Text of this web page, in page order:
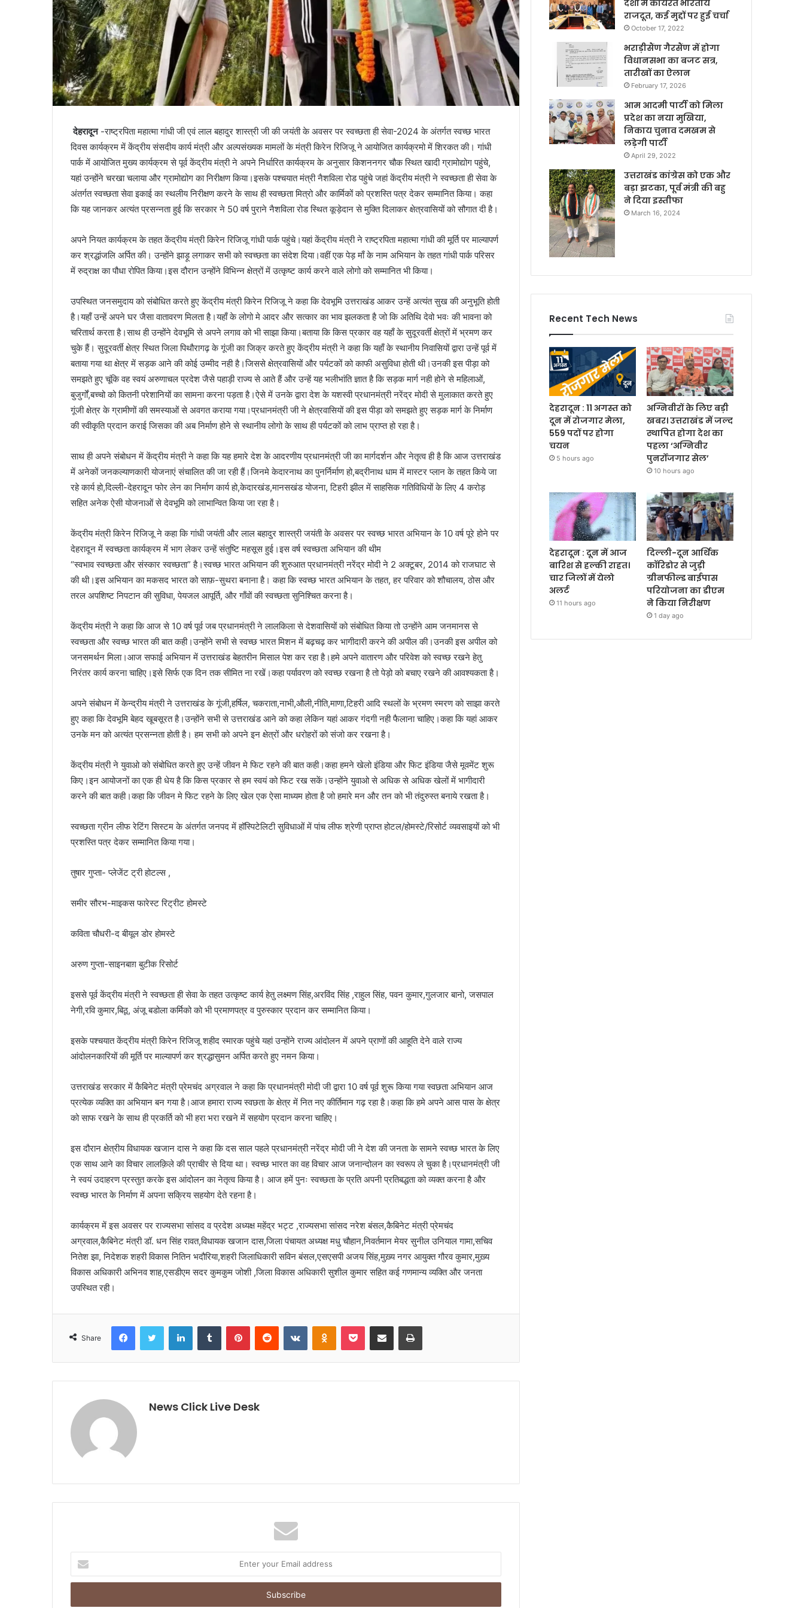
देहरादून-राष्ट्रपिता महात्मा गांधी जी एवं लाल बहादुर शास्त्री जी की जयंती के अवसर पर स्वच्छता ही सेवा-2024 के अंतर्गत स्वच्छ भारत
दिवस कार्यक्रम में केंद्रीय संसदीय कार्य मंत्री और अल्पसंख्यक मामलों के मंत्री किरेन रिजिजू ने आयोजित कार्यक्रमो में शिरकत की। गांधी
पार्क में आयोजित मुख्य कार्यक्रम से पूर्व केंद्रीय मंत्री ने अपने निर्धारित कार्यक्रम के अनुसार किशननगर चौक स्थित खादी ग्रामोद्योग पहुंचे,
यहां उन्होंने चरखा चलाया और ग्रामोद्योग का निरीक्षण किया।इसके पश्चयात मंत्री नैशविला रोड पहुंचे जहां केंद्रीय मंत्री ने स्वच्छता ही सेवा के
अंतर्गत स्वच्छता सेवा इकाई का स्थलीय निरीक्षण करने के साथ ही स्वच्छता मित्रो और कार्मिकों को प्रशस्ति पत्र देकर सम्मानित किया। कहा
कि यह जानकर अत्यंत प्रसन्नता हुई कि सरकार ने 50 वर्ष पुराने नैशविला रोड स्थित कूड़ेदान से मुक्ति दिलाकर क्षेत्रवासियों को सौगात दी है।
अपने नियत कार्यक्रम के तहत केंद्रीय मंत्री किरेन रिजिजू गांधी पार्क पहुंचे।यहां केंद्रीय मंत्री ने राष्ट्रपिता महात्मा गांधी की मूर्ति पर माल्यापर्ण
कर श्रद्धांजलि अर्पित की। उन्होंने झाड़ू लगाकर सभी को स्वच्छता का संदेश दिया।वहीं एक पेड़ माँ के नाम अभियान के तहत गांधी पार्क परिसर
में रुद्राक्ष का पौधा रोपित किया।इस दौरान उन्होंने विभिन्न क्षेत्रों में उत्कृष्ट कार्य करने वाले लोगो को सम्मानित भी किया।
उपस्थित जनसमुदाय को संबोधित करते हुए केंद्रीय मंत्री किरेन रिजिजू ने कहा कि देवभूमि उत्तराखंड आकर उन्हें अत्यंत सुख की अनुभूति होती
है।यहाँ उन्हें अपने घर जैसा वातावरण मिलता है।यहाँ के लोगो मे आदर और सत्कार का भाव झलकता है जो कि अतिथि देवो भवः की भावना को
चरितार्थ करता है।साथ ही उन्होंने देवभूमि से अपने लगाव को भी साझा किया।बताया कि किस प्रकार वह यहाँ के सुदूरवर्ती क्षेत्रों में भ्रमण कर
चुके हैं। सुदूरवर्ती क्षेत्र स्थित जिला पिथौरागढ़ के गूंजी का जिक्र करते हुए केंद्रीय मंत्री ने कहा कि यहाँ के स्थानीय निवासियों द्वारा उन्हें पूर्व में
बताया गया था क्षेत्र में सड़क आने की कोई उम्मीद नही है।जिससे क्षेत्रवासियों और पर्यटकों को काफी असुविधा होती थी।उनकी इस पीड़ा को
समझते हुए चूंकि वह स्वयं अरुणाचल प्रदेश जैसे पहाड़ी राज्य से आते हैं और उन्हें यह भलीभांति ज्ञात है कि सड़क मार्ग नही होने से महिलाओं,
बुजुर्गों,बच्चो को कितनी परेशानियों का सामना करना पड़ता है।ऐसे में उनके द्वारा देश के यशस्वी प्रधानमंत्री नरेंद्र मोदी से मुलाकात करते हुए
गूंजी क्षेत्र के ग्रामीणों की समस्याओं से अवगत कराया गया।प्रधानमंत्री जी ने क्षेत्रवासियों की इस पीड़ा को समझते हुए सड़क मार्ग के निर्माण
की स्वीकृति प्रदान कराई जिसका की अब निर्माण होने से स्थानीय लोगो के साथ ही पर्यटकों को लाभ प्राप्त हो रहा है।
साथ ही अपने संबोधन में केंद्रीय मंत्री ने कहा कि यह हमारे देश के आदरणीय प्रधानमंत्री जी का मार्गदर्शन और नेतृत्व ही है कि आज उत्तराखंड
में अनेकों जनकल्याणकारी योजनाएं संचालित की जा रही हैं।जिनमे केदारनाथ का पुनर्निर्माण हो,बद्रीनाथ धाम में मास्टर प्लान के तहत किये जा
रहे कार्य हो,दिल्ली-देहरादून फोर लेन का निर्माण कार्य हो,केदारखंड,मानसखंड योजना, टिहरी झील में साहसिक गतिविधियों के लिए 4 करोड़
सहित अनेक ऐसी योजनाओं से देवभूमि को लाभान्वित किया जा रहा है।
केंद्रीय मंत्री किरेन रिजिजू ने कहा कि गांधी जयंती और लाल बहादुर शास्त्री जयंती के अवसर पर स्वच्छ भारत अभियान के 10 वर्ष पूरे होने पर
देहरादून में स्वच्छता कार्यक्रम में भाग लेकर उन्हें संतुष्टि महसूस हुई।इस वर्ष स्वच्छता अभियान की थीम
“स्वभाव स्वच्छता और संस्कार स्वच्छता” है।स्वच्छ भारत अभियान की शुरुआत प्रधानमंत्री नरेंद्र मोदी ने 2 अक्टूबर, 2014 को राजघाट से
की थी।इस अभियान का मकसद भारत को साफ़-सुथरा बनाना है। कहा कि स्वच्छ भारत अभियान के तहत, हर परिवार को शौचालय, ठोस और
तरल अपशिष्ट निपटान की सुविधा, पेयजल आपूर्ति, और गाँवों की स्वच्छता सुनिश्चित करना है।
केंद्रीय मंत्री ने कहा कि आज से 10 वर्ष पूर्व जब प्रधानमंत्री ने लालकिला से देशवासियों को संबोधित किया तो उन्होंने आम जनमानस से
स्वच्छता और स्वच्छ भारत की बात कही।उन्होंने सभी से स्वच्छ भारत मिशन में बढ़चढ़ कर भागीदारी करने की अपील की।उनकी इस अपील को
जनसमर्थन मिला।आज सफाई अभियान में उत्तराखंड बेहतरीन मिसाल पेश कर रहा है।हमे अपने वातारण और परिवेश को स्वच्छ रखने हेतु
निरंतर कार्य करना चाहिए।इसे सिर्फ एक दिन तक सीमित ना रखें।कहा पर्यावरण को स्वच्छ रखना है तो पेड़ो को बचाए रखने की आवश्यकता है।
अपने संबोधन में केन्द्रीय मंत्री ने उत्तराखंड के गूंजी,हर्षिल, चकराता,नाभी,औली,नीति,माणा,टिहरी आदि स्थलों के भ्रमण स्मरण को साझा करते
हुए कहा कि देवभूमि बेहद खूबसूरत है।उन्होंने सभी से उत्तराखंड आने को कहा लेकिन यहां आकर गंदगी नही फैलाना चाहिए।कहा कि यहां आकर
उनके मन को अत्यंत प्रसन्नता होती है। हम सभी को अपने इन क्षेत्रों और धरोहरों को संजो कर रखना है।
केंद्रीय मंत्री ने युवाओ को संबोधित करते हुए उन्हें जीवन मे फिट रहने की बात कही।कहा हमने खेलो इंडिया और फिट इंडिया जैसे मूवमेंट शुरू
किए।इन आयोजनों का एक ही धेय है कि किस प्रकार से हम स्वयं को फिट रख सकें।उन्होंने युवाओ से अधिक से अधिक खेलों में भागीदारी
करने की बात कही।कहा कि जीवन मे फिट रहने के लिए खेल एक ऐसा माध्यम होता है जो हमारे मन और तन को भी तंदुरुस्त बनाये रखता है।
स्वच्छता ग्रीन लीफ रेटिंग सिस्टम के अंतर्गत जनपद में हॉस्पिटेलिटी सुविधाओं में पांच लीफ श्रेणी प्राप्त होटल/होमस्टे/रिसोर्ट व्यवसाइयों को भी
प्रशस्ति पत्र देकर सम्मानित किया गया।
तुषार गुप्ता- प्लेजेंट ट्री होटल्स ,
समीर सौरभ-माइकस फारेस्ट रिट्रीट होमस्टे
कविता चौधरी-द बीयूल डोर होमस्टे
अरुण गुप्ता-साइनबाग़ बुटीक रिसोर्ट
इससे पूर्व केंद्रीय मंत्री ने स्वच्छता ही सेवा के तहत उत्कृष्ट कार्य हेतु लक्ष्मण सिंह,अरविंद सिंह ,राहुल सिंह, पवन कुमार,गुलजार बानो, जसपाल
नेगी,रवि कुमार,बिठू, अंजू बडोला कर्मिको को भी प्रमाणपत्र व पुरुस्कार प्रदान कर सम्मानित किया।
इसके पश्चयात केंद्रीय मंत्री किरेन रिजिजू शहीद स्मारक पहुंचे यहां उन्होंने राज्य आंदोलन में अपने प्राणों की आहूति देने वाले राज्य
आंदोलनकारियों की मूर्ति पर माल्यापर्ण कर श्रद्धासुमन अर्पित करते हुए नमन किया।
उत्तराखंड सरकार में कैबिनेट मंत्री प्रेमचंद अग्रवाल ने कहा कि प्रधानमंत्री मोदी जी द्वारा 10 वर्ष पूर्व शुरू किया गया स्वछता अभियान आज
प्रत्येक व्यक्ति का अभियान बन गया है।आज हमारा राज्य स्वछता के क्षेत्र में नित नए कीर्तिमान गढ़ रहा है।कहा कि हमे अपने आस पास के क्षेत्र
को साफ रखने के साथ ही प्रकर्ति को भी हरा भरा रखने में सहयोग प्रदान करना चाहिए।
इस दौरान क्षेत्रीय विधायक खजान दास ने कहा कि दस साल पहले प्रधानमंत्री नरेंद्र मोदी जी ने देश की जनता के सामने स्वच्छ भारत के लिए
एक साथ आने का विचार लालक़िले की प्राचीर से दिया था। स्वच्छ भारत का वह विचार आज जनान्दोलन का स्वरूप ले चुका है।प्रधानमंत्री जी
ने स्वयं उदाहरण प्रस्तुत करके इस आंदोलन का नेतृत्व किया है। आज हमें पुनः स्वच्छता के प्रति अपनी प्रतिबद्धता को व्यक्त करना है और
स्वच्छ भारत के निर्माण में अपना सक्रिय सहयोग देते रहना है।
कार्यक्रम में इस अवसर पर राज्यसभा सांसद व प्रदेश अध्यक्ष महेंद्र भट्ट ,राज्यसभा सांसद नरेश बंसल,कैबिनेट मंत्री प्रेमचंद
अग्रवाल,कैबिनेट मंत्री डॉ. धन सिंह रावत,विधायक खजान दास,जिला पंचायत अध्यक्ष मधु चौहान,निवर्तमान मेयर सुनील उनियाल गामा,सचिव
नितेश झा, निदेशक शहरी विकास नितिन भदौरिया,शहरी जिलाधिकारी सविन बंसल,एसएसपी अजय सिंह,मुख़्य नगर आयुक्त गौरव कुमार,मुख़्य
विकास अधिकारी अभिनव शाह,एसडीएम सदर कुमकुम जोशी ,जिला विकास अधिकारी सुशील कुमार सहित कई गणमान्य व्यक्ति और जनता
उपस्थित रही।
Share
News Click Live Desk
t
देशों में कार्यरत भारतीय
राजदूत, कई मुद्दों पर हुई चर्चा
October 17, 2022
भराड़ीसैंण गैरसैंण में होगा
विधानसभा का बजट सत्र,
तारीखों का ऐलान
February 17, 2026
आम आदमी पार्टी को मिला
प्रदेश का नया मुखिया,
निकाय चुनाव दमखम से
लड़ेगी पार्टी
April 29, 2022
उत्तराखंड कांग्रेस को एक और
बड़ा झटका, पूर्व मंत्री की बहु
ने दिया इस्तीफा
March 16, 2024
Recent Tech News
देहरादून : 11 अगस्त को
दून में रोजगार मेला,
559 पदों पर होगा
चयन
5 hours ago
अग्निवीरों के लिए बड़ी
खबर। उत्तराखंड में जल्द
स्थापित होगा देश का
पहला ‘अग्निवीर
पुनर्रोजगार सेल’
10 hours ago
देहरादून : दून में आज
बारिश से हल्की राहत।
चार जिलों में येलो
अलर्ट
11 hours ago
दिल्ली-दून आर्थिक
कॉरिडोर से जुड़ी
ग्रीनफील्ड बाईपास
परियोजना का डीएम
ने किया निरीक्षण
1 day ago